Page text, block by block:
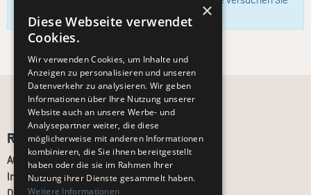
es zu einem späteren Zeitpunkt erneut.
Recht und Ordnung
AGB
Impressum
×
Diese Webseite verwendet
Cookies.
Wir verwenden Cookies, um Inhalte und
Anzeigen zu personalisieren und unseren
Datenverkehr zu analysieren. Wir geben
Informationen über Ihre Nutzung unserer
Website auch an unsere Werbe- und
Analysepartner weiter, die diese
möglicherweise mit anderen Informationen
kombinieren, die Sie ihnen bereitgestellt
haben oder die sie im Rahmen Ihrer
Nutzung ihrer Dienste gesammelt haben.
Weitere Informationen